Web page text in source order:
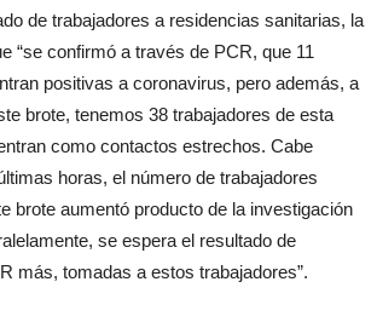
de trabajadores a residencias sanitarias, la
“se confirmó a través de PCR, que 11
positivas a coronavirus, pero además, a
brote, tenemos 38 trabajadores de esta
como contactos estrechos. Cabe
horas, el número de trabajadores
brote aumentó producto de la investigación
se espera el resultado de
más, tomadas a estos trabajadores”.